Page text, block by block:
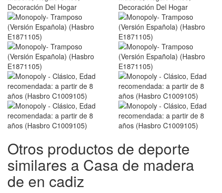
Otros productos de deporte
similares a Casa de madera
de en cadiz